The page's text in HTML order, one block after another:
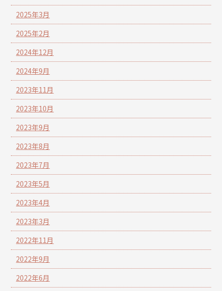
2025年3月
2025年2月
2024年12月
2024年9月
2023年11月
2023年10月
2023年9月
2023年8月
2023年7月
2023年5月
2023年4月
2023年3月
2022年11月
2022年9月
2022年6月